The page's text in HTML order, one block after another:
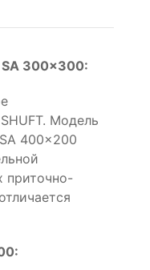
SA 300x300:
Модель
400x200
приточно-